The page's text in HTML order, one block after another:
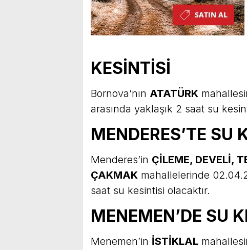
KESİNTİSİ
Bornova’nın ATATÜRK
arasında yaklaşık 2 saat su
MENDERES’TE SU
Menderes’in ÇİLEME, DEVELİ,
ÇAKMAK mahallelerinde
saat su kesintisi olacaktır.
MENEMEN’DE SU
Menemen’in İSTİKLAL